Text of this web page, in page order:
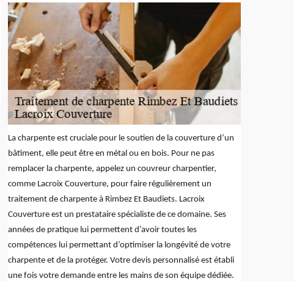
La charpente est cruciale pour le soutien de la couverture d’un
bâtiment, elle peut être en métal ou en bois. Pour ne pas
remplacer la charpente, appelez un couvreur charpentier,
comme Lacroix Couverture, pour faire régulièrement un
traitement de charpente à Rimbez Et Baudiets. Lacroix
Couverture est un prestataire spécialiste de ce domaine. Ses
années de pratique lui permettent d’avoir toutes les
compétences lui permettant d’optimiser la longévité de votre
charpente et de la protéger. Votre devis personnalisé est établi
une fois votre demande entre les mains de son équipe dédiée.